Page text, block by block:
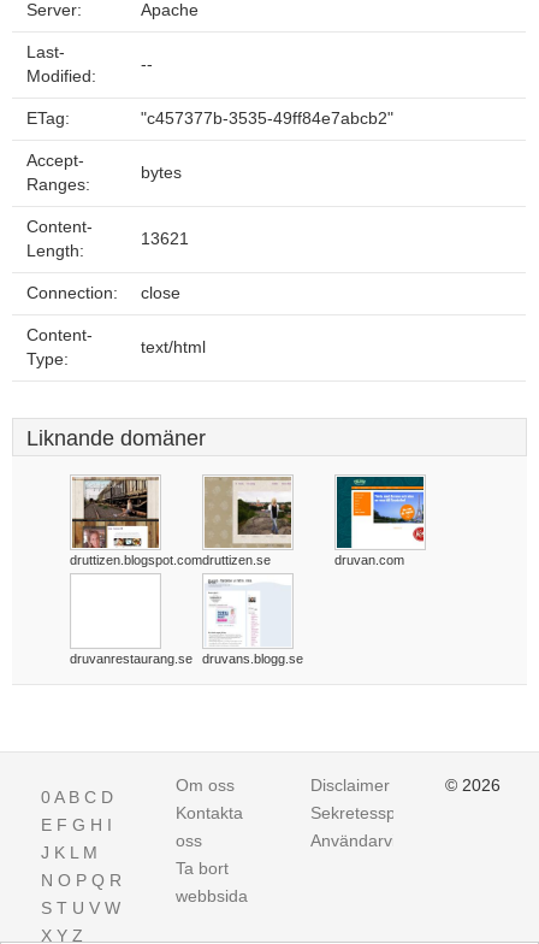
Server: Apache
Last-
Modified:
--
ETag: "c457377b-3535-49ff84e7abcb2"
Accept-
Ranges:
bytes
Content-
Length:
13621
Connection: close
Content-
Type:
text/html
Liknande domäner
druttizen.blogspot.comdruttizen.se druvan.com
druvanrestaurang.se druvans.blogg.se
0A B C D
E F G H I
J K L M
N O P Q R
S T U V W
X Y Z
Om oss
Kontakta
oss
Ta bort
webbsida
Disclaimer
Sekretesspolicy
Användarvillkor
© 2026